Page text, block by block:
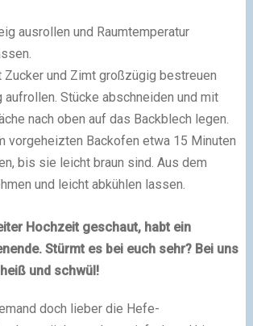
ausrollen und Raumtemperatur
Zucker und Zimt großzügig bestreuen
aufrollen. Stücke abschneiden und mit
nach oben auf das Backblech legen.
vorgeheizten Backofen etwa 15 Minuten
bis sie leicht braun sind. Aus dem
und leicht abkühlen lassen.
Hochzeit geschaut, habt ein
Stürmt es bei euch sehr? Bei uns
und schwül!
doch lieber die Hefe-